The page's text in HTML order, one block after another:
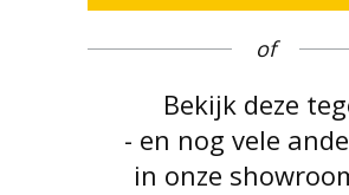
of
Bekijk deze
- en nog vele
in onze